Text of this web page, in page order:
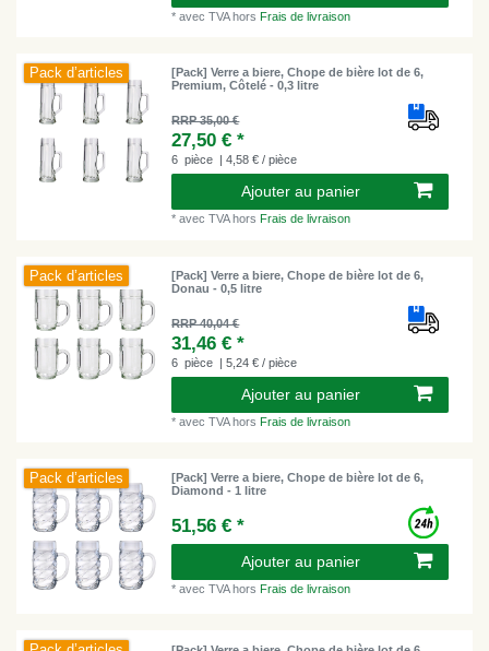
*avec TVAhorsFrais de livraison
Pack d’articles
[Pack] Verre a biere, Chope de bière lot de 6,
Premium, Côtelé - 0,3 litre
RRP 35,00 €
27,50 € *
6 pièce | 4,58 € / pièce
Ajouter au panier
*avec TVAhors Frais de livraison
Pack d’articles
[Pack] Verre a biere, Chope de bière lot de 6,
Donau - 0,5 litre
RRP 40,04 €
31,46 € *
6 pièce | 5,24 € / pièce
Ajouter au panier
*avec TVAhorsFrais de livraison
Pack d’articles
[Pack] Verre a biere, Chope de bière lot de 6,
Diamond - 1 litre
51,56 € *
Ajouter au panier
*avec TVAhorsFrais de livraison